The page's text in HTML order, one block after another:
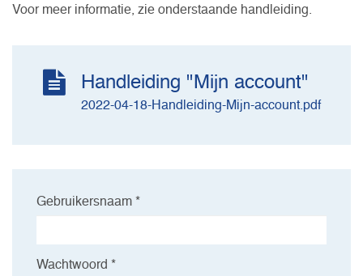
Voor meer informatie, zie onderstaande handleiding.
Handleiding "Mijn account"
2022-04-18-Handleiding-Mijn-account.pdf
Gebruikersnaam *
Wachtwoord *